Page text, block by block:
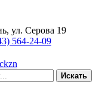
ул. Серова 19
564-24-09
Искать